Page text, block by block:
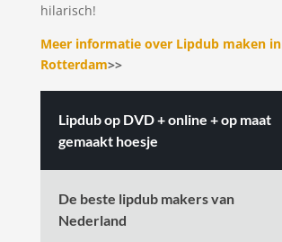
hilarisch!
Meer informatie over Lipdub maken in
Rotterdam>>
Lipdub op DVD + online + op maat
gemaakt hoesje
De beste lipdub makers van
Nederland